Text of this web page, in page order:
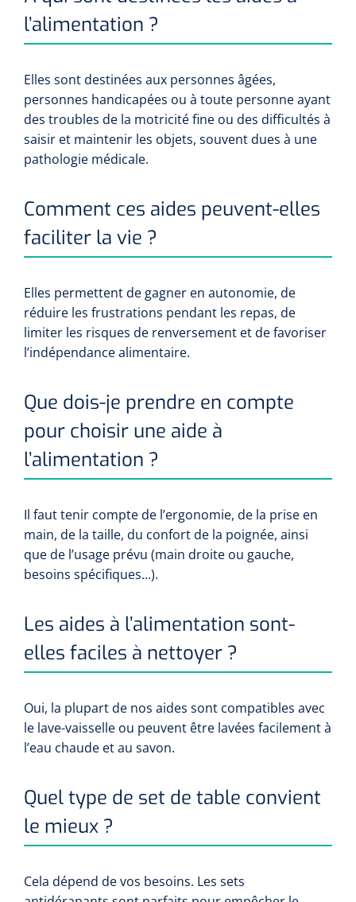
l’alimentation ?
Elles sont destinées aux personnes âgées,
personnes handicapées ou à toute personne ayant
des troubles de la motricité fine ou des difficultés à
saisir et maintenir les objets, souvent dues à une
pathologie médicale.
Comment ces aides peuvent-elles
faciliter la vie ?
Elles permettent de gagner en autonomie, de
réduire les frustrations pendant les repas, de
limiter les risques de renversement et de favoriser
l’indépendance alimentaire.
Que dois-je prendre en compte
pour choisir une aide à
l’alimentation ?
Il faut tenir compte de l’ergonomie, de la prise en
main, de la taille, du confort de la poignée, ainsi
que de l’usage prévu (main droite ou gauche,
besoins spécifiques...).
Les aides à l’alimentation sont-
elles faciles à nettoyer ?
Oui, la plupart de nos aides sont compatibles avec
le lave-vaisselle ou peuvent être lavées facilement à
l’eau chaude et au savon.
Quel type de set de table convient
le mieux ?
Cela dépend de vos besoins. Les sets